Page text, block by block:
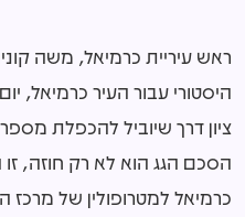
ראש עיריית כרמיאל, משה
היסטורי עבור העיר כרמיאל,
הסכם הגג הוא לא רק חוזה,
כרמיאל למטרופולין של מרכז